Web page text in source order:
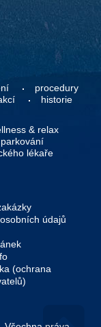
procedury
historie
& relax
parkování
lékaře
údajů
(ochrana